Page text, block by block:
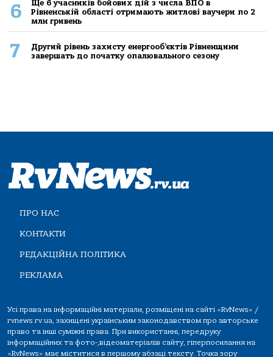
6
Ще 6 учасників бойових дій з числа ВПО в
Рівненській області отримають житлові ваучери по 2
млн гривень
7
Другий рівень захисту енергооб’єктів Рівненщини
завершать до початку опалювального сезону
ПРО НАС
КОНТАКТИ
РЕДАКЦІЙНА ПОЛІТИКА
РЕКЛАМА
Усі права на інформаційні матеріали, розміщені на сайті «RvNews» /
rvnews.rv.ua, захищені українським законодавством про авторське
право та інші суміжні права. При використанні, передруку
інформаційних та фото-,відеоматеріалів сайту, гіперпосилання на
«RvNews» має міститися в першому абзаці тексту. Точка зору